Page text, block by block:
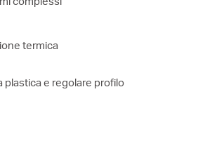
termica
plastica e regolare profilo